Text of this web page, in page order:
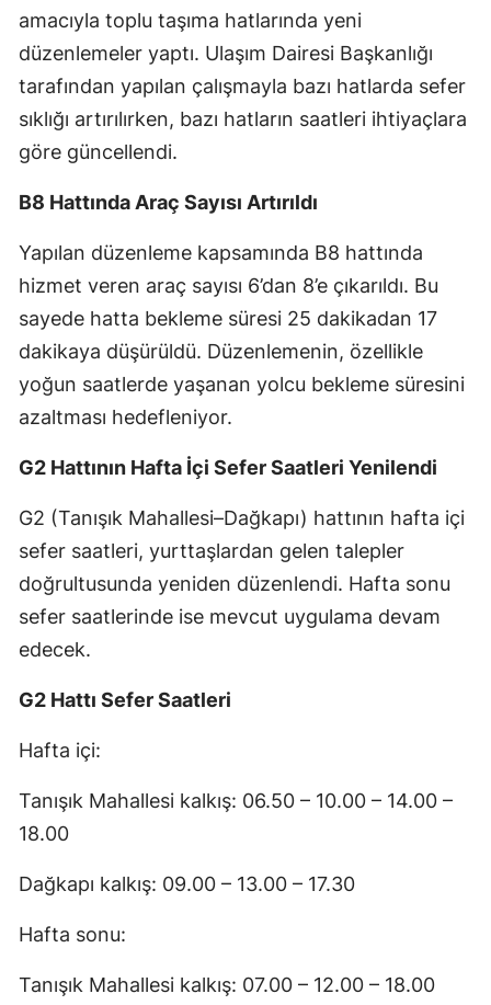
amacıyla toplu taşıma hatlarında yeni
düzenlemeler yaptı. Ulaşım Dairesi Başkanlığı
tarafından yapılan çalışmayla bazı hatlarda sefer
sıklığı artırılırken, bazı hatların saatleri ihtiyaçlara
göre güncellendi.
B8 Hattında Araç Sayısı Artırıldı
Yapılan düzenleme kapsamında B8 hattında
hizmet veren araç sayısı 6’dan 8’e çıkarıldı. Bu
sayede hatta bekleme süresi 25 dakikadan 17
dakikaya düşürüldü. Düzenlemenin, özellikle
yoğun saatlerde yaşanan yolcu bekleme süresini
azaltması hedefleniyor.
G2 Hattının Hafta İçi Sefer Saatleri Yenilendi
G2 (Tanışık Mahallesi–Dağkapı) hattının hafta içi
sefer saatleri, yurttaşlardan gelen talepler
doğrultusunda yeniden düzenlendi. Hafta sonu
sefer saatlerinde ise mevcut uygulama devam
edecek.
G2 Hattı Sefer Saatleri
Hafta içi:
Tanışık Mahallesi kalkış: 06.50 – 10.00 – 14.00 –
18.00
Dağkapı kalkış: 09.00 – 13.00 – 17.30
Hafta sonu:
Tanışık Mahallesi kalkış: 07.00 – 12.00 – 18.00